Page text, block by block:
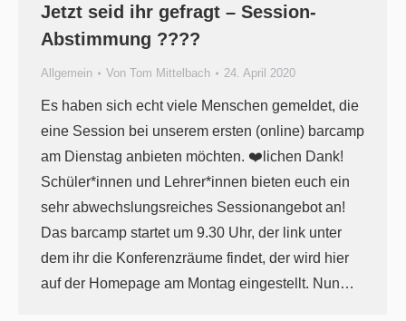
Jetzt seid ihr gefragt – Session-
Abstimmung ????
Allgemein Von Tom Mittelbach 24. April 2020
Es haben sich echt viele Menschen gemeldet, die
eine Session bei unserem ersten (online) barcamp
am Dienstag anbieten möchten. ❤️lichen Dank!
Schüler*innen und Lehrer*innen bieten euch ein
sehr abwechslungsreiches Sessionangebot an!
Das barcamp startet um 9.30 Uhr, der link unter
dem ihr die Konferenzräume findet, der wird hier
auf der Homepage am Montag eingestellt. Nun…